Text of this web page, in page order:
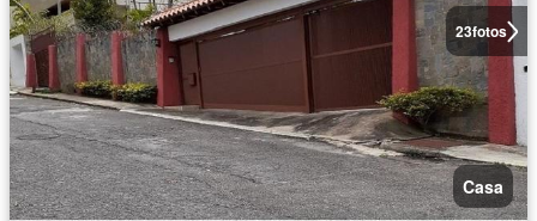
23fotos
Casa